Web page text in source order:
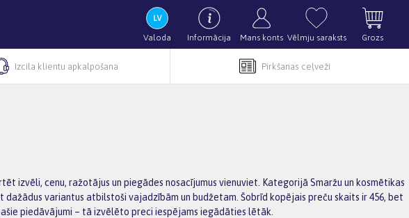
Valoda Informācija Mans konts Vēlmju saraksts Grozs
Izcila klientu apkalpošana Pirkšanas ceļveži
izvēli, cenu, ražotājus un piegādes nosacījumus vienuviet. Kategorijā Smaržu un kosmētikas
variantus atbilstoši vajadzībām un budžetam. Šobrīd kopējais preču skaits ir 456, bet
piedāvājumi – tā izvēlēto preci iespējams iegādāties lētāk.